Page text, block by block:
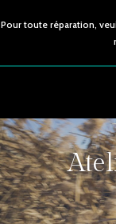
Pour toute réparation,